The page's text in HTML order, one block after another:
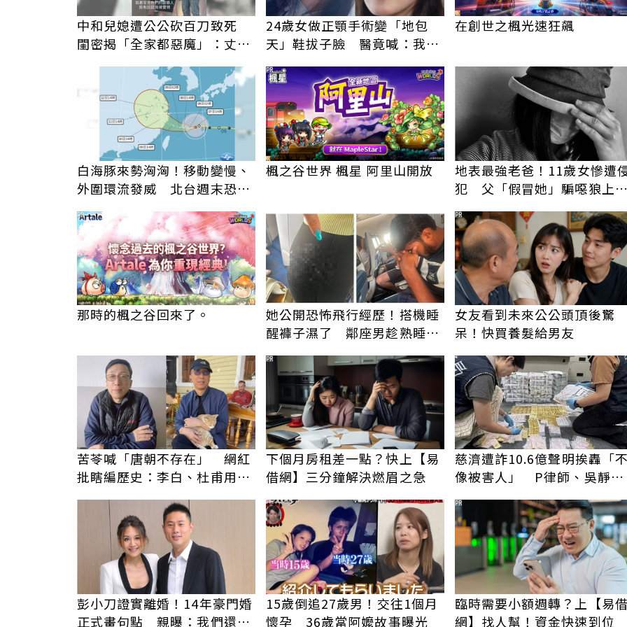
中和兒媳遭公公砍百刀致死
閨密揭「全家都惡魔」：丈夫
在老婆時懷孕摔東西
24歲女做正顎手術變「地包
天」鞋拔子臉 醫竟喊：我喜
歡，比較洋氣
在創世之楓光速狂飆
白海豚來勢洶洶！移動變慢、
外圍環流發威 北台週末恐迎
楓之谷世界 楓星 阿里山開放
PR
地表最強老爸！11歲女慘遭
犯 父「假冒她」騙噁狼上
那時的楓之谷回來了。
PR
她公開恐怖飛行經歷！搭機睡
醒褲子濕了 鄰座男趁熟睡猥
女友看到未來公公頭頂後驚
呆！快買養髮給男友
PR
苦苓喊「唐朝不存在」 網紅
批瞎編歷史：李白、杜甫用鮮
卑文寫詩？
下個月房租差一點？快上【易
借網】三分鐘解決燃眉之急
PR
慈濟遭詐10.6億聲明挨轟「
像被害人」 P律師、吳靜怡
齊問：捐款人有權知道真相
彭小刀證實離婚！14年豪門婚
正式畫句點 親曝：我們還是
15歲倒追27歲男！交往1個月
懷孕 36歲當阿嬤故事曝光
臨時需要小額週轉？上【易
網】找人幫！資金快速到位
PR